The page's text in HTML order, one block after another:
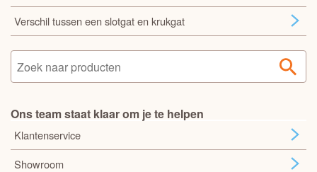
Verschil tussen een slotgat en krukgat
Ons team staat klaar om je te helpen
Klantenservice
Showroom